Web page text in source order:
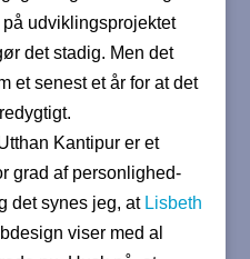
udviklingsprojektet
det stadig. Men det
et senest et år for at det
Kantipur er et
grad af personlighed-
det synes jeg, at Lisbeth
viser med al